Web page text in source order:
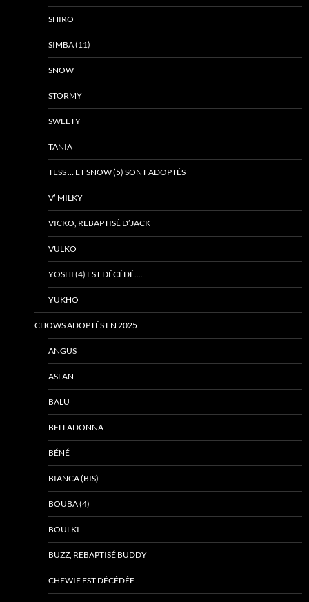
SHIRO
SIMBA (11)
SNOW
STORMY
SWEETY
TANIA
TESS … ET SNOW (5) SONT ADOPTÉS
V’ MILKY
VICKO, REBAPTISÉ D’JACK
VULKO
YOSHI (4) EST DÉCÉDÉ….
YUKHO
CHOWS ADOPTÉS EN 2025
ANGUS
ASLAN
BALU
BELLADONNA
BÉNÉ
BIANCA (BIS)
BOUBA (4)
BOULKI
BUZZ, REBAPTISÉ BUDDY
CHEWIE EST DÉCÉDÉE …